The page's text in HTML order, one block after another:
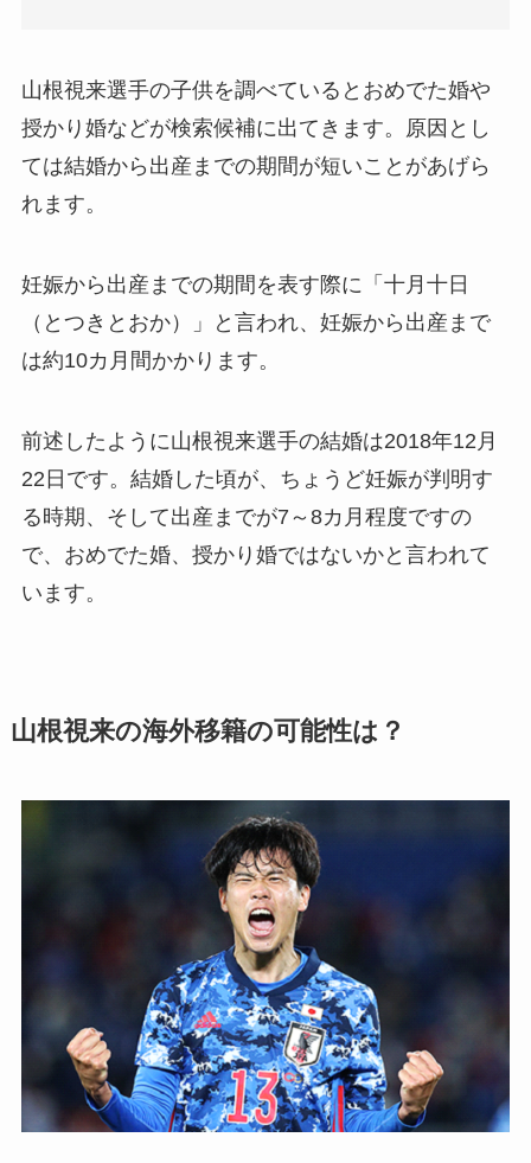
山根視来選手の子供を調べているとおめでた婚や
授かり婚などが検索候補に出てきます。原因とし
ては結婚から出産までの期間が短いことがあげら
れます。
妊娠から出産までの期間を表す際に「十月十日
（とつきとおか）」と言われ、妊娠から出産まで
は約10カ月間かかります。
前述したように山根視来選手の結婚は2018年12月
22日です。結婚した頃が、ちょうど妊娠が判明す
る時期、そして出産までが7～8カ月程度ですの
で、おめでた婚、授かり婚ではないかと言われて
います。
山根視来の海外移籍の可能性は？